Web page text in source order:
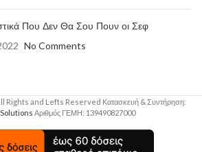
Που Δεν Θα Σου Πουν οι Σεφ
No Comments
Rights and Lefts Reserved Κατασκευή & Συντήρηση:
Αριθμός ΓΕΜΗ: 139490827000